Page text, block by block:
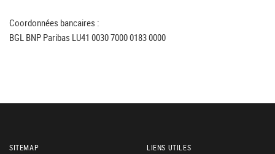
Coordonnées bancaires :
BGL BNP Paribas LU41 0030 7000 0183 0000
SITEMAP LIENS UTILES